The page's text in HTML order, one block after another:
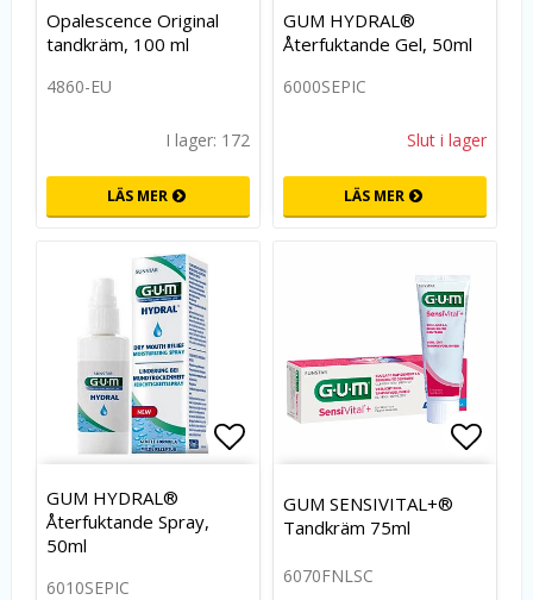
Opalescence Original
tandkräm, 100 ml
4860-EU
I lager: 172
LÄS MER
GUM HYDRAL®
Återfuktande Gel, 50ml
6000SEPIC
Slut i lager
LÄS MER
GUM HYDRAL®
Återfuktande Spray,
50ml
6010SEPIC
GUM SENSIVITAL+®
Tandkräm 75ml
6070FNLSC